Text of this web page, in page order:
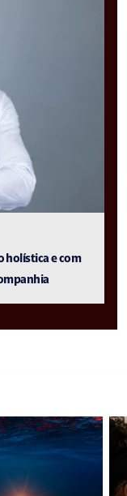
holística e com